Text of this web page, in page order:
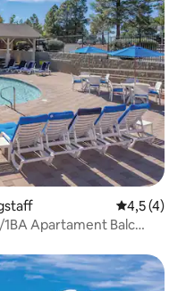
Średnia
4,5 (4)
Apartament Balc